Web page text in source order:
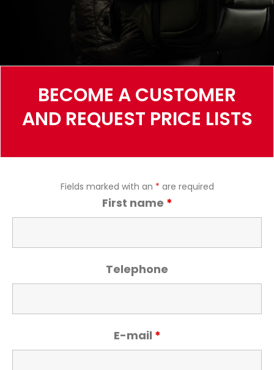
BECOME A CUSTOMER
AND REQUEST PRICE LISTS
Fields marked with an * are required
First name *
Telephone
E-mail *